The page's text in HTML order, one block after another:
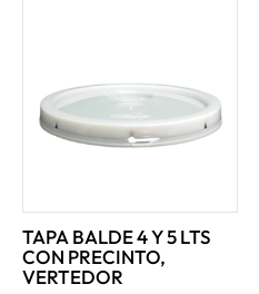
TAPA BALDE 4 Y 5 LTS
CON PRECINTO,
VERTEDOR